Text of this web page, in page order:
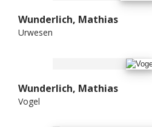
Wunderlich, Mathias
Urwesen
Wunderlich, Mathias
Vogel